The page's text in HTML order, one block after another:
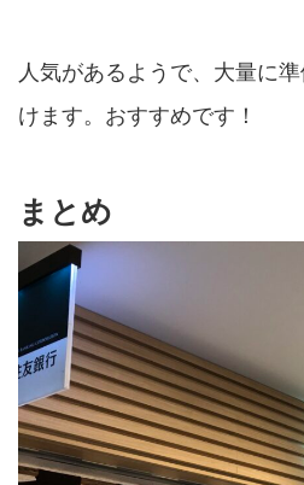
人気があるようで、大量に
けます。おすすめです！
まとめ